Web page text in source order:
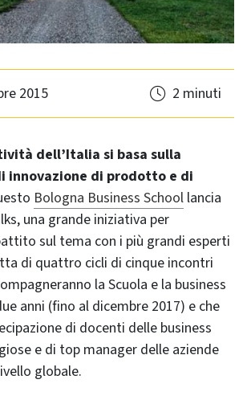
2015 2 minuti
innovazione di prodotto e di
Bologna Business School lancia
una grande iniziativa per
sul tema con i più grandi esperti
di quattro cicli di cinque incontri
la Scuola e la business
anni (fino al dicembre 2017) e che
di docenti delle business
e di top manager delle aziende
globale.